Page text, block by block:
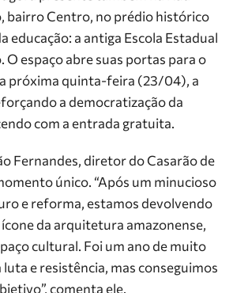
bairro Centro, no prédio histórico
educação: a antiga Escola Estadual
O espaço abre suas portas para o
próxima quinta-feira (23/04), a
a democratização da
com a entrada gratuita.
Fernandes, diretor do Casarão de
único. “Após um minucioso
e reforma, estamos devolvendo
da arquitetura amazonense,
cultural. Foi um ano de muito
e resistência, mas conseguimos
comenta ele.